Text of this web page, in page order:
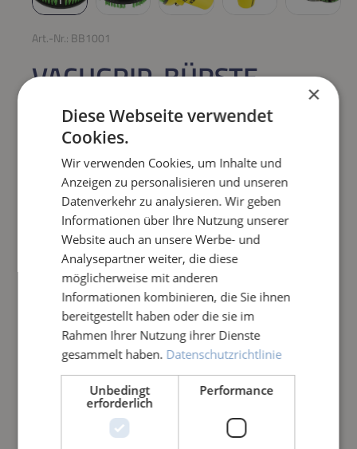
Art.-Nr.: BB1001
VACUGRIP-BÜRSTE
GRÜN-ROT / SEHR HART
Regulärer Preis:
85,00 €
Preise inkl. MwSt. zzgl. Versandkosten
Sofort verfügbar,Lieferzeit: 1-3 Tage
Produkt Anzahl: Gib den gewünschten
IN DEN WARENKORB
Frage zum Artikel
×
Diese Webseite verwendet
Cookies.
Wir verwenden Cookies, um Inhalte und
Anzeigen zu personalisieren und unseren
Datenverkehr zu analysieren. Wir geben
Informationen über Ihre Nutzung unserer
Website auch an unsere Werbe- und
Analysepartner weiter, die diese
möglicherweise mit anderen
Informationen kombinieren, die Sie ihnen
bereitgestellt haben oder die sie im
Rahmen Ihrer Nutzung ihrer Dienste
gesammelt haben. Datenschutzrichtlinie
Unbedingt
erforderlich
Performance